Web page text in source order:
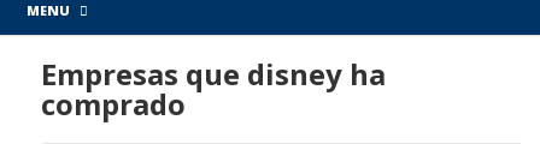
MENU
Empresas que disney ha
comprado